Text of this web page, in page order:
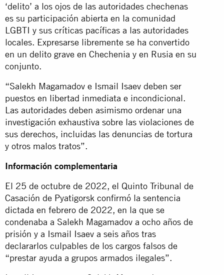
‘delito’ a los ojos de las autoridades chechenas
es su participación abierta en la comunidad
LGBTI y sus críticas pacíficas a las autoridades
locales. Expresarse libremente se ha convertido
en un delito grave en Chechenia y en Rusia en su
conjunto.
“Salekh Magamadov e Ismail Isaev deben ser
puestos en libertad inmediata e incondicional.
Las autoridades deben asimismo ordenar una
investigación exhaustiva sobre las violaciones de
sus derechos, incluidas las denuncias de tortura
y otros malos tratos”.
Información complementaria
El 25 de octubre de 2022, el Quinto Tribunal de
Casación de Pyatigorsk confirmó la sentencia
dictada en febrero de 2022, en la que se
condenaba a Salekh Magamadov a ocho años de
prisión y a Ismail Isaev a seis años tras
declararlos culpables de los cargos falsos de
“prestar ayuda a grupos armados ilegales”.